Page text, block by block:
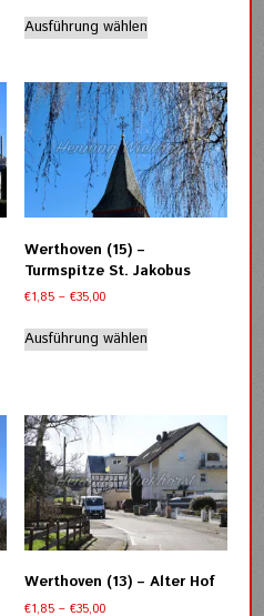
bis
€35,00
Ausführung wählen
Dieses
Produkt
mehrere
Varianten
auf.
Die
Optionen
können
auf
gewählt
Werthoven (15) –
Turmspitze St. Jakobus
€1,85 – €35,00Preisspanne:
bis
€35,00
Ausführung wählen
Dieses
Produkt
auf.
Die
Optionen
können
auf
der
gewählt
Werthoven (13) – Alter Hof
€1,85 – €35,00Preisspanne: